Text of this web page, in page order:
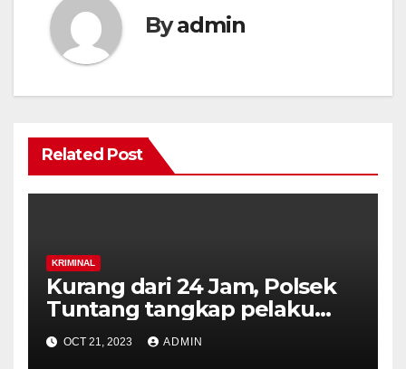
Byadmin
Related Post
KRIMINAL
Kurang dari 24 Jam, Polsek
Tuntang tangkap pelaku
penusukan karyawan
Koperasi.
OCT 21, 2023 ADMIN